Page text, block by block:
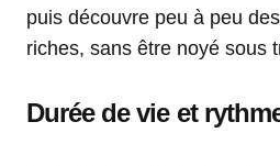
puis découvre peu à peu
riches, sans être noyé sous
Durée de vie et